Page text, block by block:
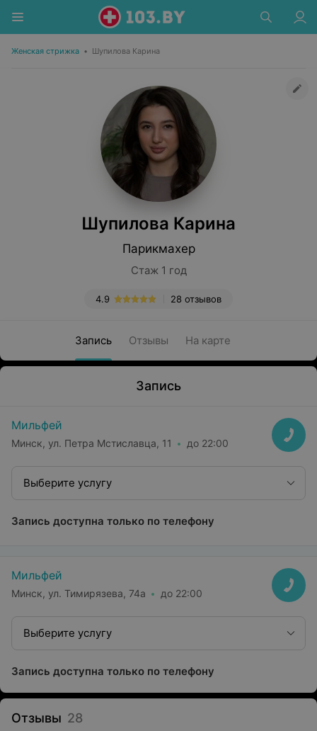
Женская стрижка • Шупилова Карина
Шупилова Карина
Парикмахер
Стаж 1 год
28 отзывов
4.9
Запись Отзывы На карте
Запись
Мильфей
Минск, ул. Петра Мстиславца, 11 до 22:00
Выберите услугу
Запись доступна только по телефону
Мильфей
Минск, ул. Тимирязева, 74а до 22:00
Выберите услугу
Запись доступна только по телефону
Отзывы 28